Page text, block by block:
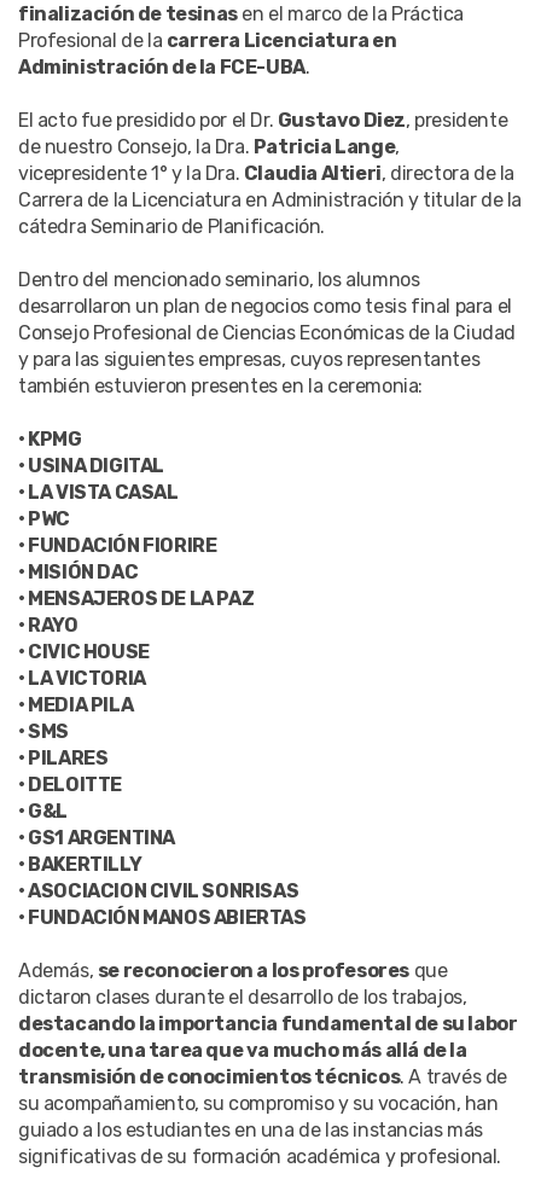
finalización de tesinasen el marco de la Práctica
Profesional de la carrera Licenciatura en
Administración de la FCE-UBA.
El acto fue presidido por el Dr. Gustavo Diez, presidente
de nuestro Consejo, la Dra. Patricia Lange,
vicepresidente 1° y la Dra. Claudia Altieri, directora de la
Carrera de la Licenciatura en Administración y titular de la
cátedra Seminario de Planificación.
Dentro del mencionado seminario, los alumnos
desarrollaron un plan de negocios como tesis final para el
Consejo Profesional de Ciencias Económicas de la Ciudad
y para las siguientes empresas, cuyos representantes
también estuvieron presentes en la ceremonia:
• KPMG
• USINA DIGITAL
• LA VISTA CASAL
• PWC
• FUNDACIÓN FIORIRE
• MISIÓN DAC
• MENSAJEROS DE LA PAZ
• RAYO
• CIVIC HOUSE
• LA VICTORIA
• MEDIA PILA
• SMS
• PILARES
• DELOITTE
• G&L
• GS1 ARGENTINA
• BAKERTILLY
• ASOCIACION CIVIL SONRISAS
• FUNDACIÓN MANOS ABIERTAS
Además, se reconocieron a los profesores que
dictaron clases durante el desarrollo de los trabajos,
destacando la importancia fundamental de su labor
docente, una tarea que va mucho más allá de la
transmisión de conocimientos técnicos. A través de
su acompañamiento, su compromiso y su vocación, han
guiado a los estudiantes en una de las instancias más
significativas de su formación académica y profesional.